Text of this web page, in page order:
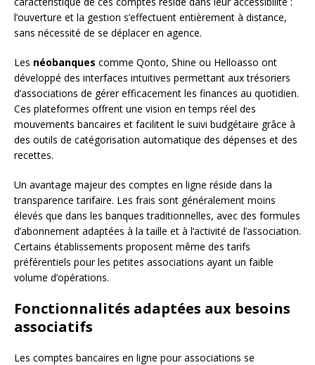
l’ouverture et la gestion s’effectuent entièrement à distance,
sans nécessité de se déplacer en agence.
Les néobanques comme Qonto, Shine ou Helloasso ont
développé des interfaces intuitives permettant aux trésoriers
d’associations de gérer efficacement les finances au quotidien.
Ces plateformes offrent une vision en temps réel des
mouvements bancaires et facilitent le suivi budgétaire grâce à
des outils de catégorisation automatique des dépenses et des
recettes.
Un avantage majeur des comptes en ligne réside dans la
transparence tarifaire. Les frais sont généralement moins
élevés que dans les banques traditionnelles, avec des formules
d’abonnement adaptées à la taille et à l’activité de l’association.
Certains établissements proposent même des tarifs
préférentiels pour les petites associations ayant un faible
volume d’opérations.
Fonctionnalités adaptées aux besoins
associatifs
Les comptes bancaires en ligne pour associations se